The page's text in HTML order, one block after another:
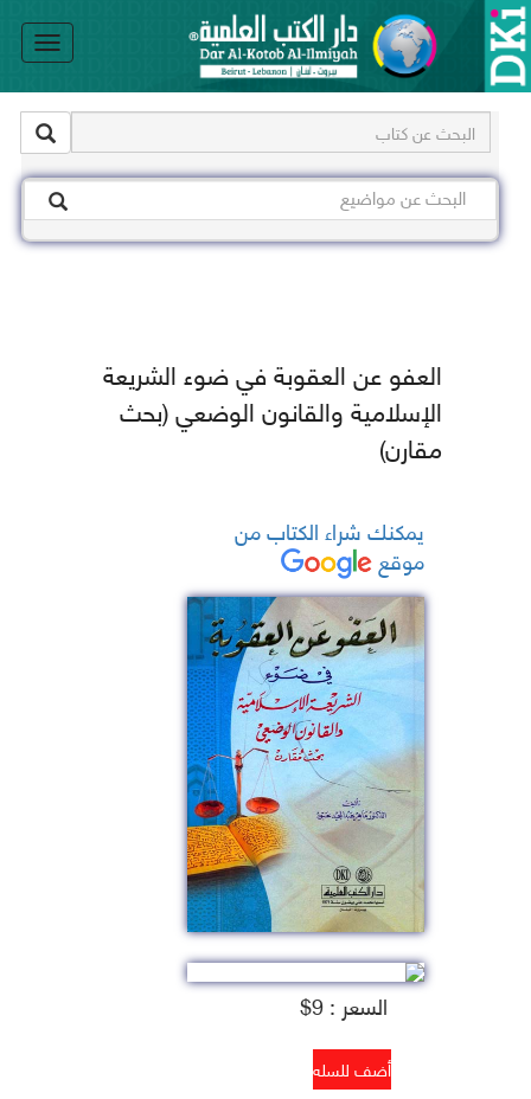
العفو عن العقوبة في ضوء الشريعة
الإسلامية والقانون الوضعي (بحث
مقارن)
يمكنك شراء الكتاب من
موقع
السعر : 9$